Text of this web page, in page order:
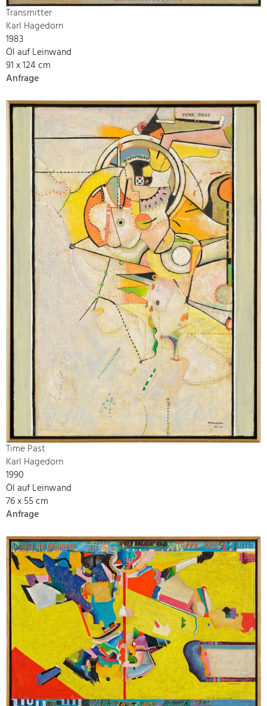
Transmitter
Karl Hagedorn
1983
Öl auf Leinwand
91 x 124 cm
Anfrage
Time Past
Karl Hagedorn
1990
Öl auf Leinwand
76 x 55 cm
Anfrage